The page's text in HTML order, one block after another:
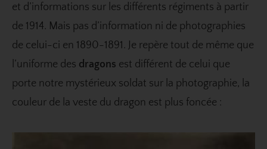
et d’informations sur les différents régiments à partir
de 1914. Mais pas d’information ni de photographies
de celui-ci en 1890-1891. Je repère tout de même que
l’uniforme des dragons est différent de celui que
porte notre mystérieux soldat sur la photographie, la
couleur de la veste du dragon est plus foncée :